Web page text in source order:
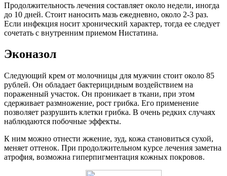
Продолжительность лечения составляет около недели, иногда
до 10 дней. Стоит наносить мазь ежедневно, около 2-3 раз.
Если инфекция носит хронический характер, тогда ее следует
сочетать с внутренним приемом Нистатина.
Эконазол
Следующий крем от молочницы для мужчин стоит около 85
рублей. Он обладает бактерицидным воздействием на
пораженный участок. Он проникает в ткани, при этом
сдерживает размножение, рост грибка. Его применение
позволяет разрушить клетки грибка. В очень редких случаях
наблюдаются побочные эффекты.
К ним можно отнести жжение, зуд, кожа становиться сухой,
меняет оттенок. При продолжительном курсе лечения заметна
атрофия, возможна гиперпигментация кожных покровов.